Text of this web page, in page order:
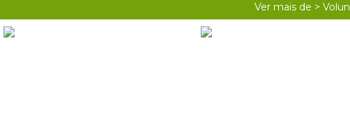
Ver mais de >